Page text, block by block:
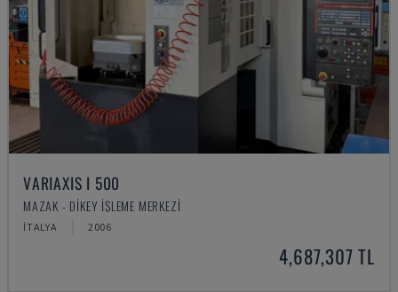
VARIAXIS I 500
MAZAK - DIKEY İŞLEME MERKEZI
İTALYA 2006
4,687,307 TL